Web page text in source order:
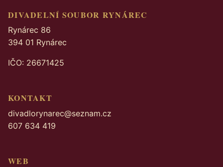
DIVADELNÍ SOUBOR RYNÁREC
Rynárec 86
394 01 Rynárec
IČO: 26671425
KONTAKT
divadlorynarec@seznam.cz
607 634 419
WEB